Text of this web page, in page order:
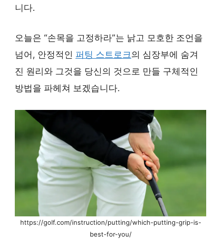
니다.
오늘은 “손목을 고정하라”는 낡고 모호한 조언을
넘어, 안정적인 퍼팅 스트로크의 심장부에 숨겨
진 원리와 그것을 당신의 것으로 만들 구체적인
방법을 파헤쳐 보겠습니다.
https://golf.com/instruction/putting/which-putting-grip-is-
best-for-you/